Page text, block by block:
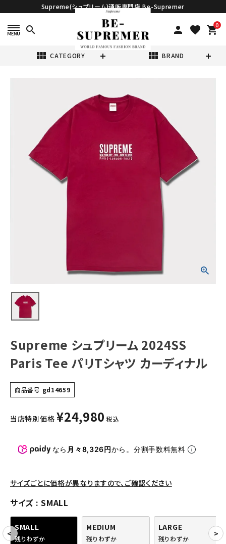
Supreme(シュプリーム)通販専門店 Be-Supremer
search person favorite 0
shopping_cart
view_module CATEGORY view_module BRAND
Tシャツ・ロングスリーブ
パーカー・トレーナー
キャップ・ハット
バックパック・リュック
その他バッグ類
パンツ・ショーツ
COLLABORATION BRAND
SEASON
Supreme シュプリーム 2024SS
Paris Tee パリTシャツ カーディナル
商品番号 gd14659
当店特別価格 ¥24,980 税込
なら 月々8,326円から。分割手数料無料
サイズごとに価格が異なりますので、ご確認ください
サイズ SMALL
SMALL
残りわずか
MEDIUM
残りわずか
LARGE
残りわずか